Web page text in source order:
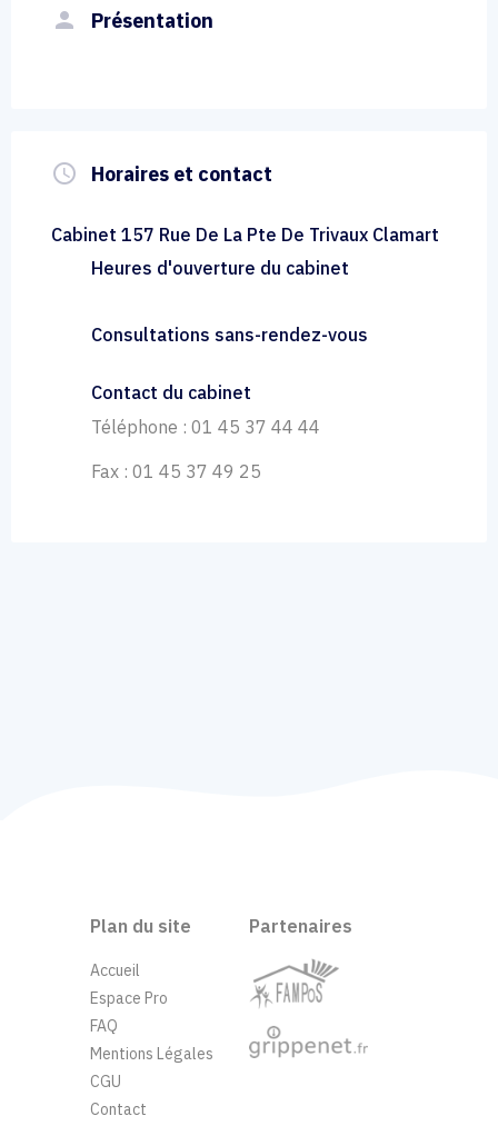
person Présentation
query_builder Horaires et contact
Cabinet 157 Rue De La Pte De Trivaux Clamart
Heures d'ouverture du cabinet
Consultations sans-rendez-vous
Contact du cabinet
Téléphone : 01 45 37 44 44
Fax : 01 45 37 49 25
Plan du site
Accueil
Espace Pro
FAQ
Mentions Légales
CGU
Contact
Partenaires